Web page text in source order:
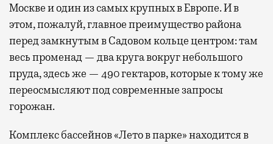
Москве и один из самых крупных в Европе. И в
этом, пожалуй, главное преимущество района
перед замкнутым в Садовом кольце центром: там
весь променад — два круга вокруг небольшого
пруда, здесь же — 490 гектаров, которые к тому же
переосмысляют под современные запросы
горожан.
Комплекс бассейнов «Лето в парке» находится в